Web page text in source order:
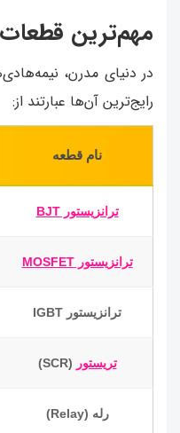
مهم‌ترین
در دنیای مدرن،
رایج‌ترین آن‌ها عبارتند از:
نام قطعه
ترانزیستور BJT
ترانزیستور MOSFET
ترانزیستور IGBT
تریستور (SCR)
رله (Relay)